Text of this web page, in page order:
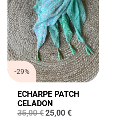
-29%
ECHARPE PATCH
CELADON
35,00€Le
25,00 €Le